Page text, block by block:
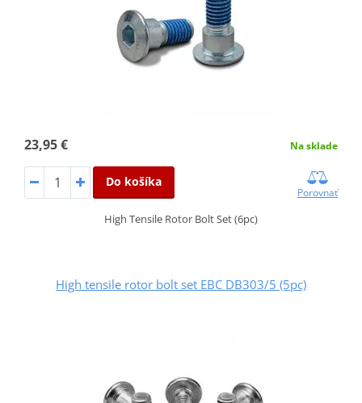
23,95 € Na sklade
Do košíka
Porovnať
High Tensile Rotor Bolt Set (6pc)
High tensile rotor bolt set EBC DB303/5 (5pc)